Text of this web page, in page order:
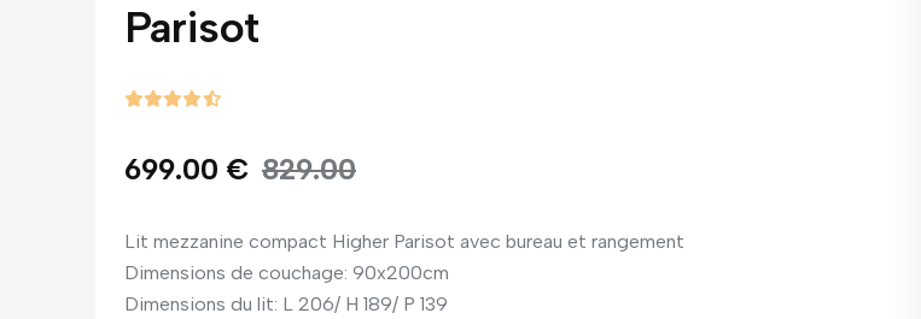
Parisot
699.00 € 829.00
Lit mezzanine compact Higher Parisot avec bureau et rangement
Dimensions de couchage: 90x200cm
Dimensions du lit: L 206/ H 189/ P 139